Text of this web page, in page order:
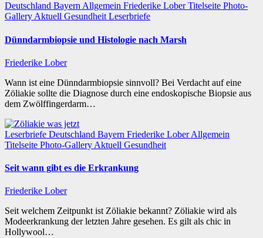
Deutschland Bayern Allgemein Friederike LoberTitelseite Photo-
Gallery Aktuell Gesundheit Leserbriefe
Dünndarmbiopsie und Histologie nach Marsh
Friederike Lober
Wann ist eine Dünndarmbiopsie sinnvoll? Bei Verdacht auf eine
Zöliakie sollte die Diagnose durch eine endoskopische Biopsie aus
dem Zwölffingerdarm…
Leserbriefe Deutschland Bayern Friederike LoberAllgemein
Titelseite Photo-Gallery Aktuell Gesundheit
Seit wann gibt es die Erkrankung
Friederike Lober
Seit welchem Zeitpunkt ist Zöliakie bekannt? Zöliakie wird als
Modeerkrankung der letzten Jahre gesehen. Es gilt als chic in
Hollywool…